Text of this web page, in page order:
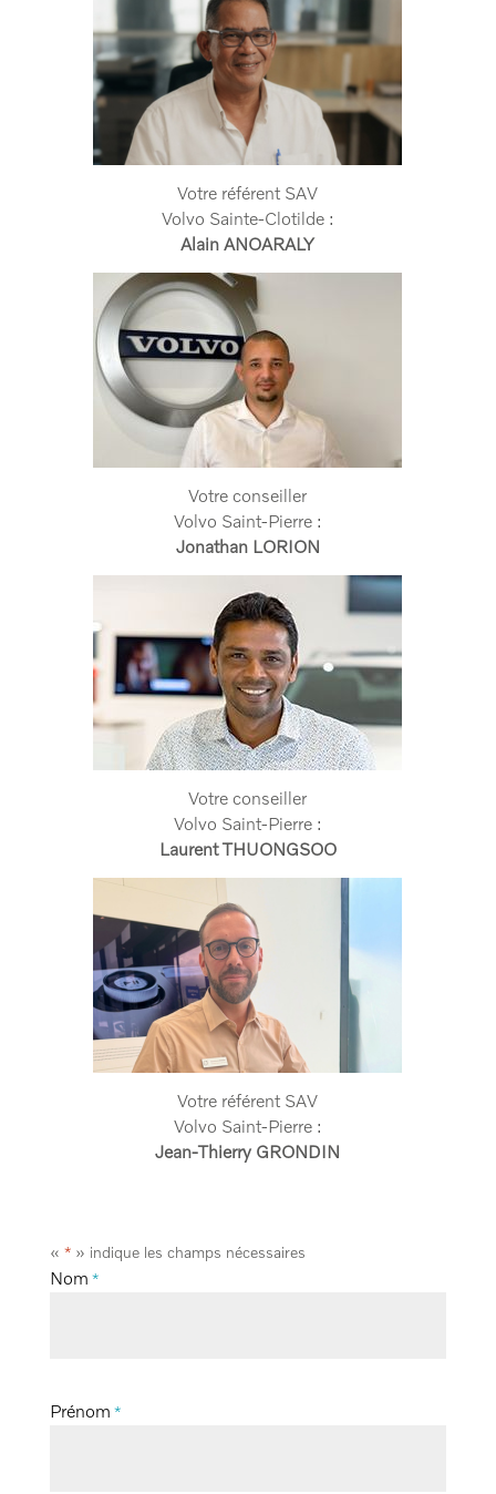
Votre référent SAV
Volvo Sainte-Clotilde :
Alain ANOARALY
Votre conseiller
Volvo Saint-Pierre :
Jonathan LORION
Votre conseiller
Volvo Saint-Pierre :
Laurent THUONGSOO
Votre référent SAV
Volvo Saint-Pierre :
Jean-Thierry GRONDIN
« *» indique les champs nécessaires
Nom *
Prénom *